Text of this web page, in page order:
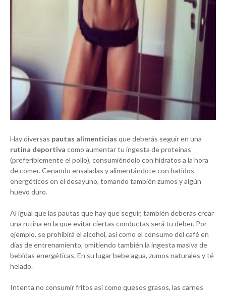
Hay diversas pautas alimenticias que deberás seguir en una
rutina deportiva como aumentar tu ingesta de proteínas
(preferiblemente el pollo), consumiéndolo con hidratos a la hora
de comer. Cenando ensaladas y alimentándote con batidos
energéticos en el desayuno, tomando también zumos y algún
huevo duro.
Al igual que las pautas que hay que seguir, también deberás crear
una rutina en la que evitar ciertas conductas será tu deber. Por
ejemplo, se prohibirá el alcohol, así como el consumo del café en
días de entrenamiento, omitiendo también la ingesta masiva de
bebidas energéticas. En su lugar bebe agua, zumos naturales y té
helado.
Intenta no consumir fritos así como quesos grasos, las carnes